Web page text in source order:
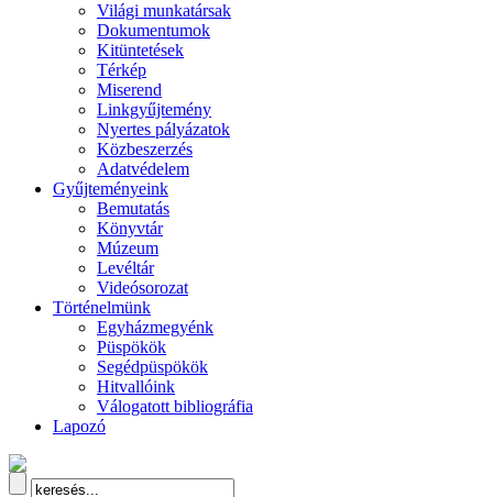
Világi munkatársak
Dokumentumok
Kitüntetések
Térkép
Miserend
Linkgyűjtemény
Nyertes pályázatok
Közbeszerzés
Adatvédelem
Gyűjteményeink
Bemutatás
Könyvtár
Múzeum
Levéltár
Videósorozat
Történelmünk
Egyházmegyénk
Püspökök
Segédpüspökök
Hitvallóink
Válogatott bibliográfia
Lapozó